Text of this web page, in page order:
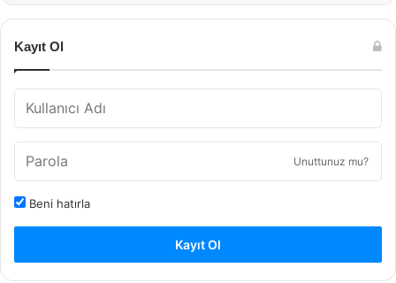
Kayıt Ol
Unuttunuz mu?
Beni hatırla
Kayıt Ol